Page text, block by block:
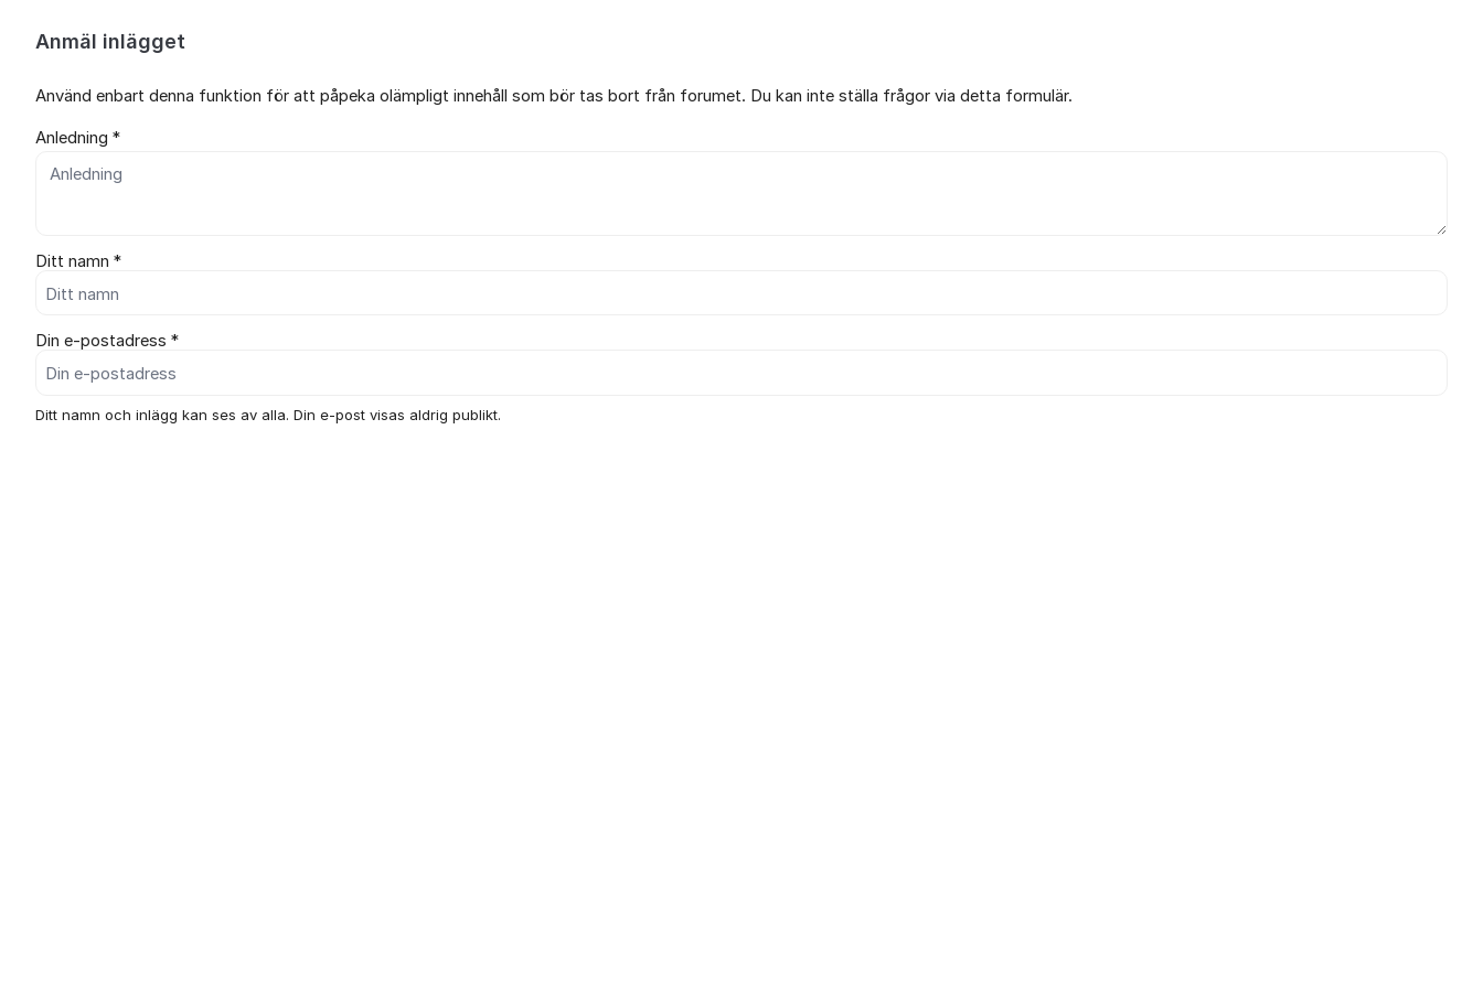
Anmäl inlägget
Använd enbart denna funktion för att påpeka olämpligt innehåll som bör tas bort från forumet. Du kan inte ställa frågor via detta formulär.
Anledning *
Ditt namn *
Din e-postadress *
Ditt namn och inlägg kan ses av alla. Din e-post visas aldrig publikt.